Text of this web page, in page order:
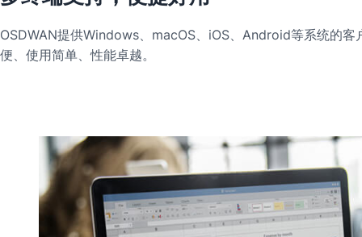
OSDWAN提供Windows、macOS、iOS、Android等系统的客
便、使用简单、性能卓越。